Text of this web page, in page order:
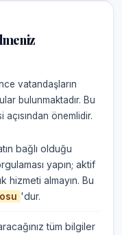
vatandaşların
bulunmaktadır. Bu
açısından önemlidir.
bağlı olduğu
yapın; aktif
hizmeti almayın. Bu
'dur.
tüm bilgiler